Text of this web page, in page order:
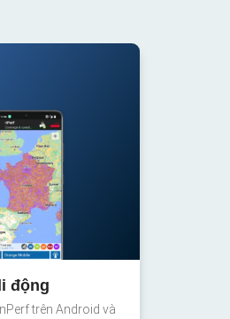
động
trên Android và